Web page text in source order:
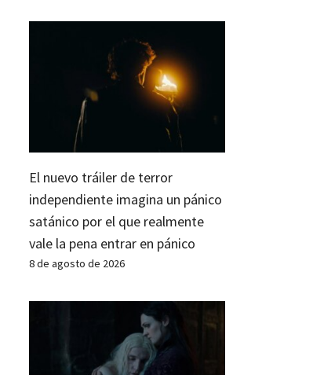
El nuevo tráiler de terror
independiente imagina un pánico
satánico por el que realmente
vale la pena entrar en pánico
8 de agosto de 2026